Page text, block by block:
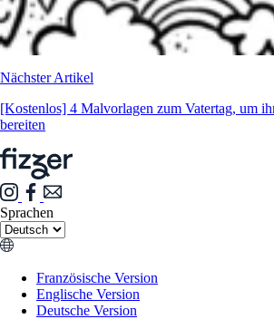
Nächster Artikel
[Kostenlos] 4 Malvorlagen zum Vatertag, um
bereiten
Sprachen
Französische Version
Englische Version
Deutsche Version